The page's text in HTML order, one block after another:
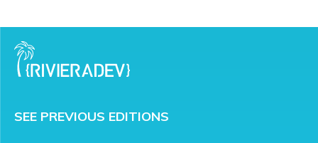
SEE PREVIOUS EDITIONS